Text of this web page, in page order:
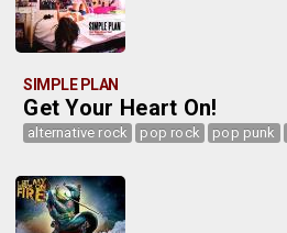
SIMPLE PLAN
Get Your Heart On!
alternative rock pop rock pop punk